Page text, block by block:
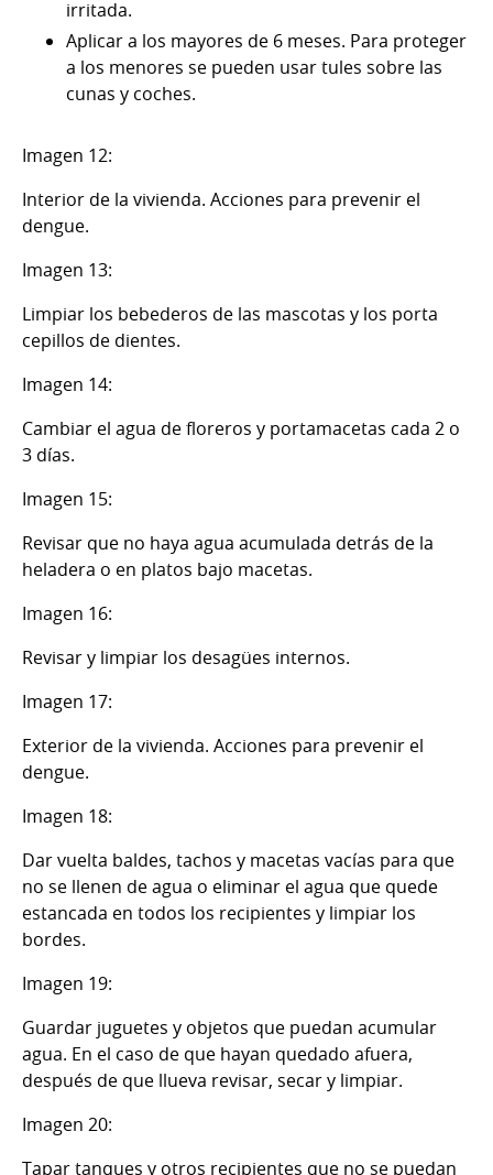
irritada.
Aplicar a los mayores de 6 meses. Para proteger
a los menores se pueden usar tules sobre las
cunas y coches.
Imagen 12:
Interior de la vivienda. Acciones para prevenir el
dengue.
Imagen 13:
Limpiar los bebederos de las mascotas y los porta
cepillos de dientes.
Imagen 14:
Cambiar el agua de floreros y portamacetas cada 2 o
3 días.
Imagen 15:
Revisar que no haya agua acumulada detrás de la
heladera o en platos bajo macetas.
Imagen 16:
Revisar y limpiar los desagües internos.
Imagen 17:
Exterior de la vivienda. Acciones para prevenir el
dengue.
Imagen 18:
Dar vuelta baldes, tachos y macetas vacías para que
no se llenen de agua o eliminar el agua que quede
estancada en todos los recipientes y limpiar los
bordes.
Imagen 19:
Guardar juguetes y objetos que puedan acumular
agua. En el caso de que hayan quedado afuera,
después de que llueva revisar, secar y limpiar.
Imagen 20:
Tapar tanques y otros recipientes que no se puedan